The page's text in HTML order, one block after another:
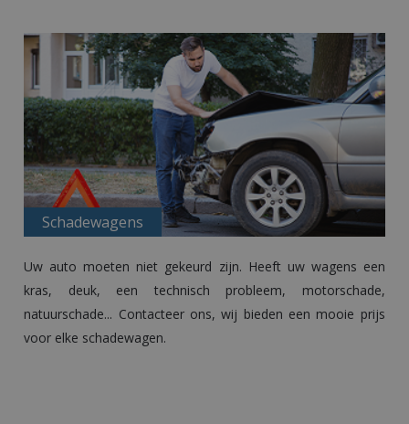
Schadewagens
Uw auto moeten niet gekeurd zijn. Heeft uw wagens een
kras, deuk, een technisch probleem, motorschade,
natuurschade... Contacteer ons, wij bieden een mooie prijs
voor elke schadewagen.